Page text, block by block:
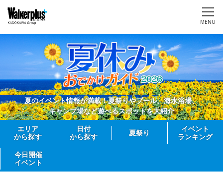
MENU
夏のイベント情報が満載！夏祭りやプール、海水浴場、
キャンプ場など遊べるスポットを大紹介
エリア
から探す
日付
から探す
夏祭り
イベント
ランキング
今日開催
イベント